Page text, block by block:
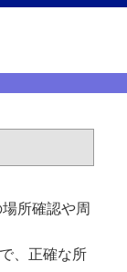
所確認や周
、正確な所